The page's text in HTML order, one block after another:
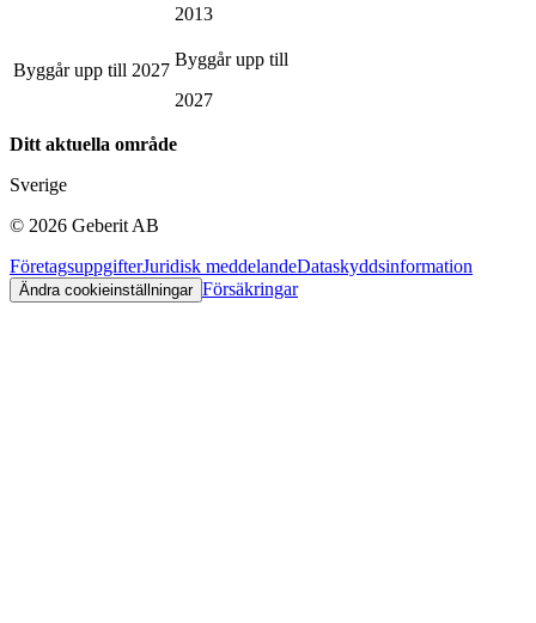
2013
Byggår upp till 2027
Byggår upp till
2027
Ditt aktuella område
Sverige
© 2026 Geberit AB
FöretagsuppgifterJuridisk meddelandeDataskyddsinformation
Ändra cookieinställningar Försäkringar